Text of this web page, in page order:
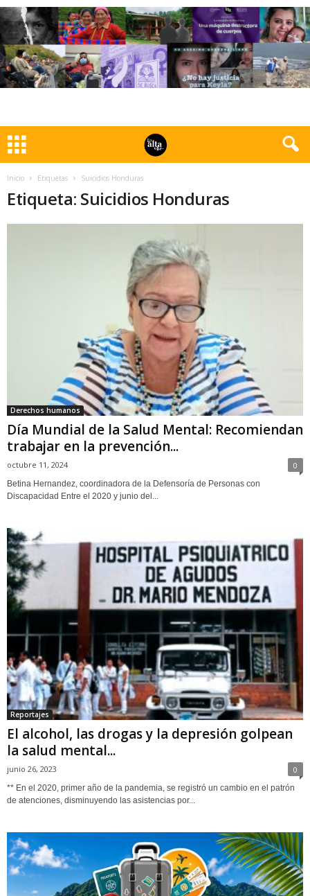
Inicio Etiquetas Suicidios Honduras
Etiqueta: Suicidios Honduras
Derechos humanos
Día Mundial de la Salud Mental: Recomiendan
trabajar en la prevención...
octubre 11, 2024 0
Betina Hernandez, coordinadora de la Defensoría de Personas con
Discapacidad Entre el 2020 y junio del...
Reportajes
El alcohol, las drogas y la depresión golpean
la salud mental...
junio 26, 2023 0
** En el 2020, primer año de la pandemia, se registró un cambio en el patrón
de atenciones, disminuyendo las asistencias por...